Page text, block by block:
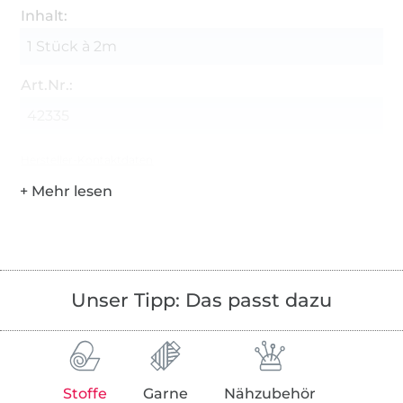
Inhalt:
1 Stück à 2m
Art.Nr.:
Unser Tipp: Das passt dazu
Stoffe Garne Nähzubehör